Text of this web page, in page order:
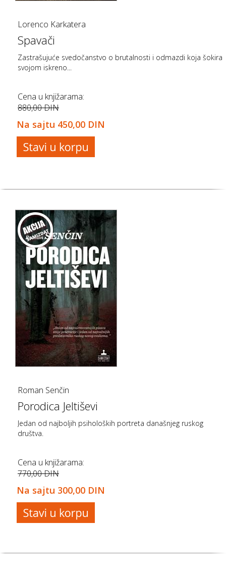
Lorenco Karkatera
Spavači
Zastrašujuće svedočanstvo o brutalnosti i odmazdi koja šokira
svojom iskreno...
Cena u knjižarama:
880,00 DIN
Na sajtu 450,00 DIN
Roman Senčin
Porodica Jeltiševi
Jedan od najboljih psiholoških portreta današnjeg ruskog
društva.
Cena u knjižarama:
770,00 DIN
Na sajtu 300,00 DIN